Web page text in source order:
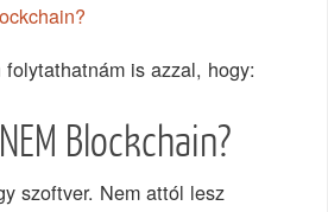
is azzal, hogy:
Blockchain?
szoftver. Nem attól lesz